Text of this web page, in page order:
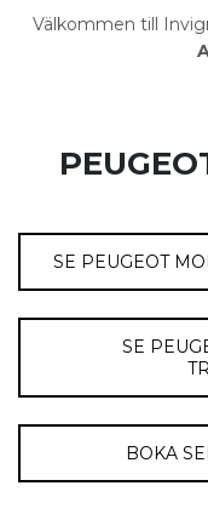
Välkommen till
SE PEUGEOT
SE
BOKA